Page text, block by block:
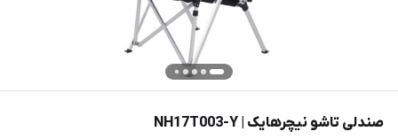
صندلی تاشو نیچرهایک | NH17T003-Y